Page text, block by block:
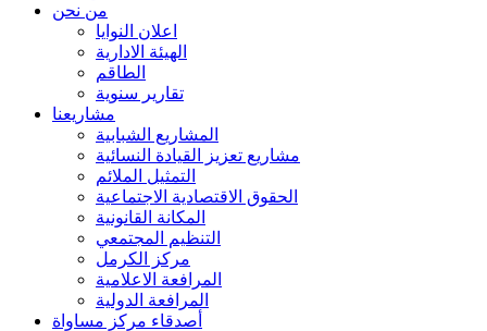
من نحن
اعلان النوايا
الهيئة الادارية
الطاقم
تقارير سنوية
مشاريعنا
المشاريع الشبابية
مشاريع تعزيز القيادة النسائية
التمثيل الملائم
الحقوق الاقتصادية الاجتماعية
المكانة القانونية
التنظيم المجتمعي
مركز الكرمل
المرافعة الاعلامية
المرافعة الدولية
أصدقاء مركز مساواة